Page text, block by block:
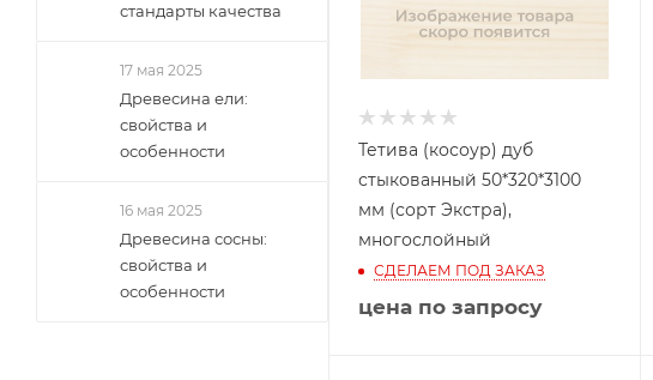
Тетива (косоур) дуб
стыкованный 50*320*3100
мм (сорт Экстра),
многослойный
СДЕЛАЕМ ПОД ЗАКАЗ
цена по запросу
стандарты качества
17 мая 2025
Древесина ели:
свойства и
особенности
16 мая 2025
Древесина сосны:
свойства и
особенности